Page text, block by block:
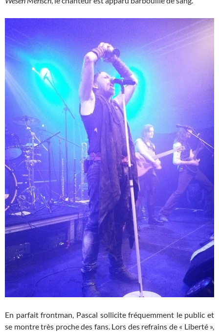
En parfait frontman, Pascal sollicite fréquemment le public et
se montre très proche des fans. Lors des refrains de « Liberté »,